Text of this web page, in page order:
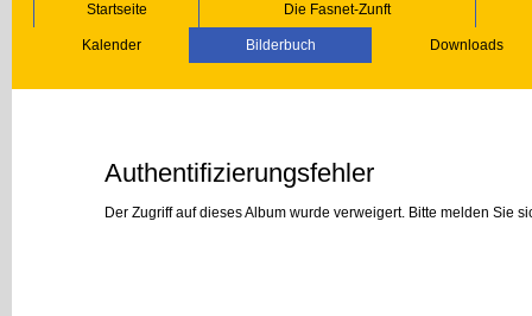
Startseite Die Fasnet-Zunft
Kalender Bilderbuch Downloads
Authentifizierungsfehler
Der Zugriff auf dieses Album wurde verweigert. Bitte melden Sie